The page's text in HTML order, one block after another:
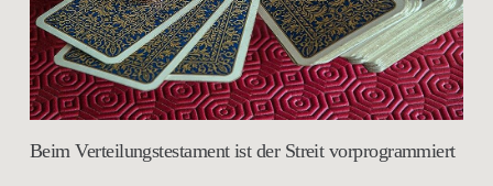
Beim Verteilungstestament ist der Streit vorprogrammiert